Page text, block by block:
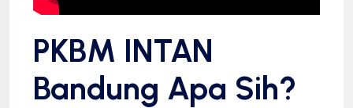
PKBM INTAN
Bandung Apa Sih?